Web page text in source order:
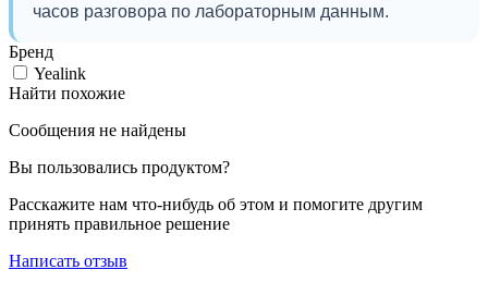
часов разговора по лабораторным данным.
Бренд
Yealink
Найти похожие
Сообщения не найдены
Вы пользовались продуктом?
Расскажите нам что-нибудь об этом и помогите другим
принять правильное решение
Написать отзыв